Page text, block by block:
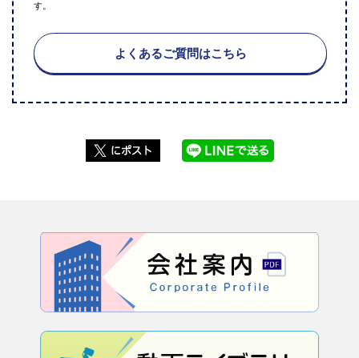
す。
よくあるご質問はこちら